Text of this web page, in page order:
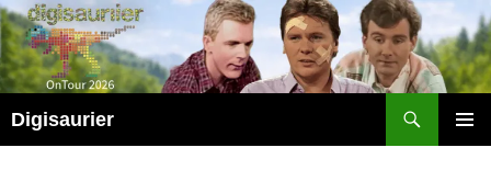
Zum
Inhalt
springen
Digisaurier